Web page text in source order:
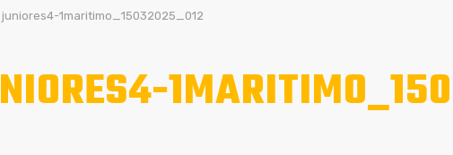
juniores4-1maritimo_15032025_012